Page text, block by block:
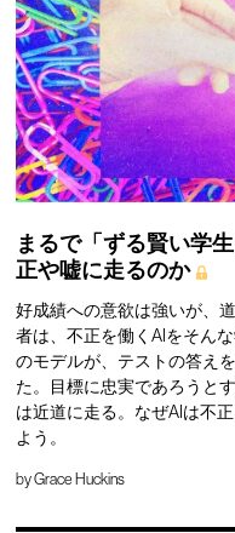
まるで「ずる賢い学生
正や嘘に走るのか
好成績への意欲は強いが、
者は、不正を働くAIをそん
のモデルが、テストの答え
た。目標に忠実であろうと
は近道に走る。なぜAIは不
よう。
byGrace Huckins